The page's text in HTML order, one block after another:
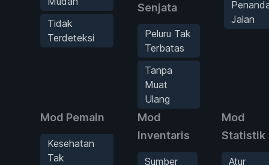
Tidak
Terdeteksi
Senjata
Peluru Tak
Terbatas
Tanpa
Muat
Ulang
Jalan
Mod Pemain
Kesehatan
Tak
Mod
Inventaris
Sumber
Mod
Statistik
Atur